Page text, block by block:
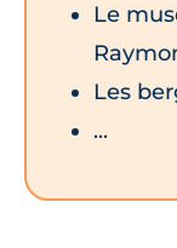
Le
Les
...